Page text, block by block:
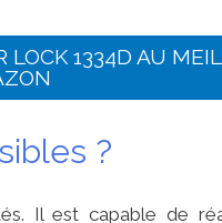
1334D AU
?
Il est capable de